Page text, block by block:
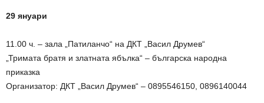
29 януари
11.00 ч. – зала „Патиланчо“ на ДКТ „Васил Друмев“
„Тримата братя и златната ябълка“ – българска народна
приказка
Организатор: ДКТ „Васил Друмев“ – 0895546150, 0896140044